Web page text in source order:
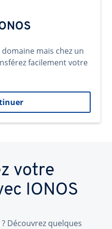
mais chez un
facilement votre
votre
IONOS
Découvrez quelques